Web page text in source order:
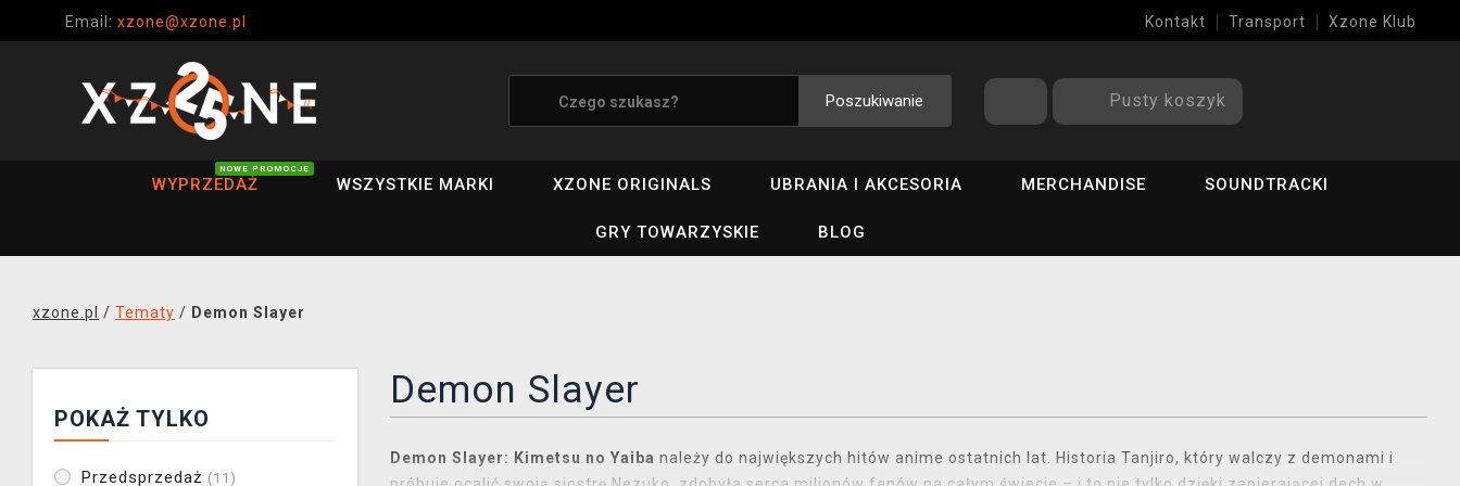
Email: xzone@xzone.pl Kontakt Transport Xzone Klub
Poszukiwanie Pusty koszyk
WYPRZEDAŻ
NOWE PROMOCJE
WSZYSTKIE MARKI XZONE ORIGINALS UBRANIA I AKCESORIA MERCHANDISE SOUNDTRACKI
GRY TOWARZYSKIE BLOG
xzone.pl / Tematy / Demon Slayer
POKAŻ TYLKO
Przedsprzedaż (11)
Demon Slayer
Demon Slayer: Kimetsu no Yaiba należy do największych hitów anime ostatnich lat. Historia Tanjiro, który walczy z demonami i